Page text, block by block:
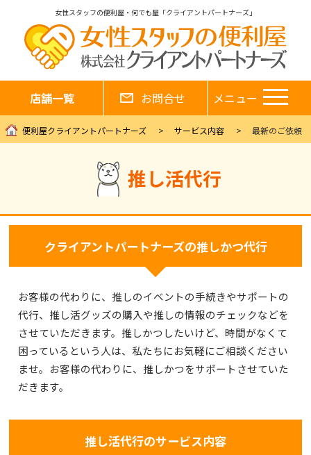
女性スタッフの便利屋・何でも屋「クライアントパートナーズ」
店舗一覧 お問合せ メニュー
便利屋クライアントパートナーズ サービス内容 最新のご依頼
推し活代行
クライアントパートナーズの推しかつ代行
お客様の代わりに、推しのイベントの手続きやサポートの
代行、推し活グッズの購入や推しの情報のチェックなどを
させていただきます。推しかつしたいけど、時間がなくて
困っているという人は、私たちにお気軽にご相談ください
ませ。お客様の代わりに、推しかつをサポートさせていた
だきます。
推し活代行のサービス内容